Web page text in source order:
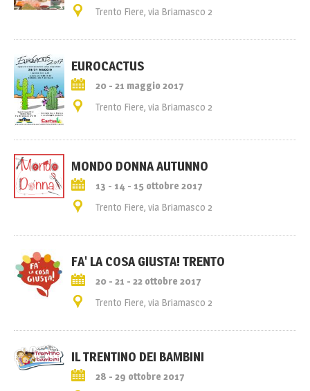
Trento Fiere, via Briamasco 2
EUROCACTUS
20 - 21 maggio 2017
Trento Fiere, via Briamasco 2
MONDO DONNA AUTUNNO
13 - 14 - 15 ottobre 2017
Trento Fiere, via Briamasco 2
FA' LA COSA GIUSTA! TRENTO
20 - 21 - 22 ottobre 2017
Trento Fiere, via Briamasco 2
IL TRENTINO DEI BAMBINI
28 - 29 ottobre 2017